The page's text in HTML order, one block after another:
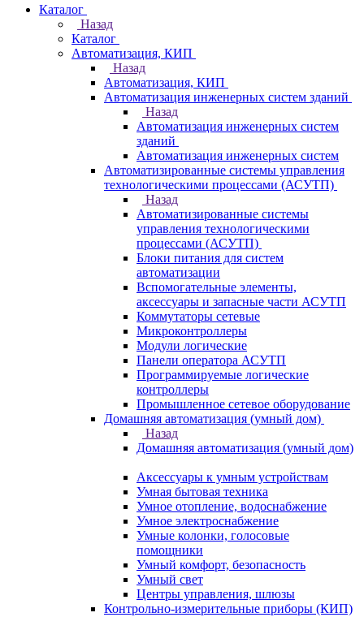
Каталог
Назад
Каталог
Автоматизация, КИП
Назад
Автоматизация, КИП
Автоматизация инженерных систем зданий
Назад
Автоматизация инженерных систем
зданий
Автоматизация инженерных систем
Автоматизированные системы управления
технологическими процессами (АСУТП)
Назад
Автоматизированные системы
управления технологическими
процессами (АСУТП)
Блоки питания для систем
автоматизации
Вспомогательные элементы,
аксессуары и запасные части АСУТП
Коммутаторы сетевые
Микроконтроллеры
Модули логические
Панели оператора АСУТП
Программируемые логические
контроллеры
Промышленное сетевое оборудование
Домашняя автоматизация (умный дом)
Назад
Домашняя автоматизация (умный дом)
Аксессуары к умным устройствам
Умная бытовая техника
Умное отопление, водоснабжение
Умное электроснабжение
Умные колонки, голосовые
помощники
Умный комфорт, безопасность
Умный свет
Центры управления, шлюзы
Контрольно-измерительные приборы (КИП)